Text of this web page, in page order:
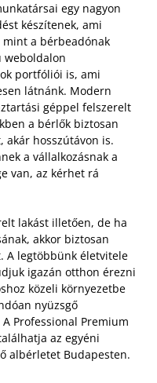
egy nagyon
készítenek, ami
a bérbeadónak
weboldalon
portfóliói is, ami
látnánk. Modern
géppel felszerelt
a bérlők biztosan
akár hosszútávon is.
a vállalkozásnak a
van, az kérhet rá
lakást illetően, de ha
akkor biztosan
A legtöbbünk életvitele
igazán otthon érezni
közeli környezetbe
nyüzsgő
Professional Premium
az egyéni
albérletet Budapesten.